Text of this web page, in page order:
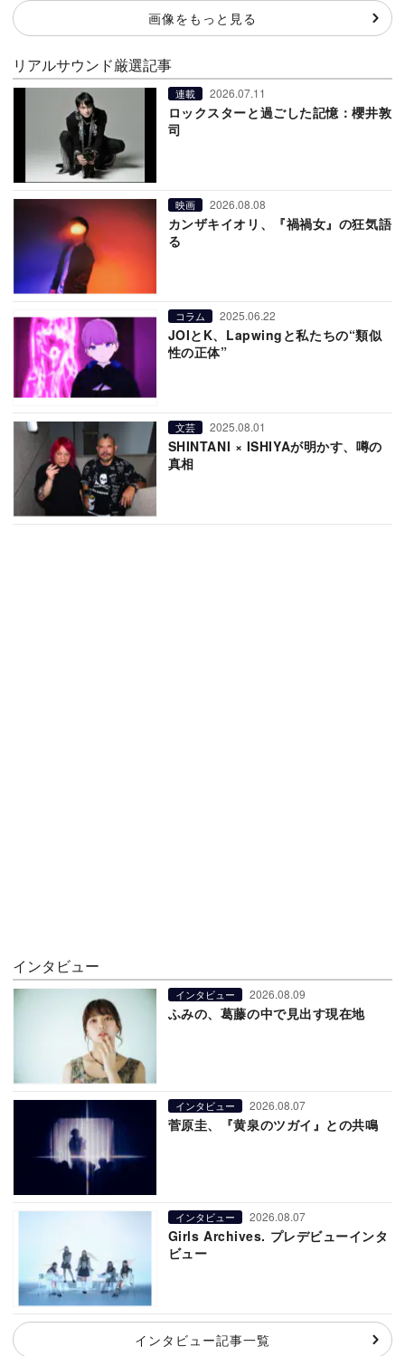
画像をもっと見る
リアルサウンド厳選記事
連載 2026.07.11
ロックスターと過ごした記憶：櫻井敦
司
映画 2026.08.08
カンザキイオリ、『禍禍女』の狂気語
る
コラム 2025.06.22
JOIとK、Lapwingと私たちの“類似
性の正体”
文芸 2025.08.01
SHINTANI × ISHIYAが明かす、噂の
真相
インタビュー
インタビュー 2026.08.09
ふみの、葛藤の中で見出す現在地
インタビュー 2026.08.07
菅原圭、『黄泉のツガイ』との共鳴
インタビュー 2026.08.07
Girls Archives. プレデビューインタ
ビュー
インタビュー記事一覧